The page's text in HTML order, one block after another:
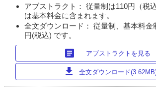
アブストラクト： 従量制は110円（税
は基本料金に含まれます。
全文ダウンロード： 従量制、基本料金
円(税込) です。
article アブストラクトを見る
download 全文ダウンロード